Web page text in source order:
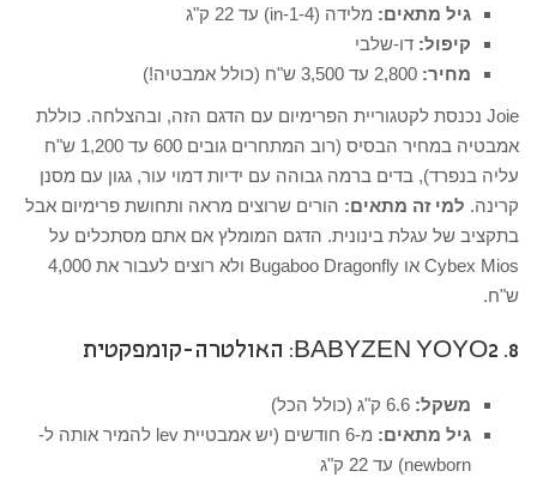
גיל מתאים: מלידה (4-in-1) עד 22 ק"ג
קיפול: דו-שלבי
מחיר:
Joie נכנסת לקטגוריית הפרימיום עם הדגם הזה, ובהצלחה. כוללת
אמבטיה במחיר הבסיס (רוב המתחרים גובים 600 עד 1,200 ש"ח
עליה בנפרד), בדים ברמה גבוהה עם ידיות דמוי עור, גגון עם מסנן
קרינה. למי זה מתאים: הורים שרוצים מראה ותחושת פרימיום אבל
בתקציב של עגלת בינונית. הדגם המומלץ אם אתם מסתכלים על
Cybex Mios או Bugaboo Dragonfly ולא רוצים לעבור את 4,000
ש"ח.
8. BABYZEN YOYO2: האולטרה-קומפקטית
משקל:
גיל מתאים:
מ-6 חודשים (יש אמבטיית lev להמיר אותה ל-
newborn) עד 22 ק"ג